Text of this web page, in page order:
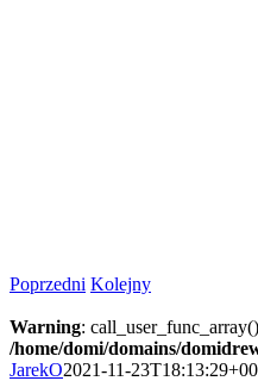
Poprzedni Kolejny
Warning:
/home/domi/domains/
JarekO2021-11-